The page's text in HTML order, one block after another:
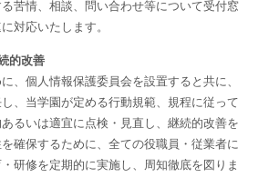
苦情、相談、問い合わせ等について受付窓
対応いたします。
的改善
、個人情報保護委員会を設置すると共に、
、当学園が定める行動規範、規程に従って
るいは適宜に点検・見直し、継続的改善を
確保するために、全ての役職員・従業者に
研修を定期的に実施し、周知徹底を図りま